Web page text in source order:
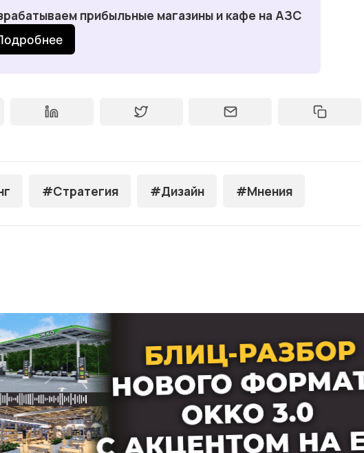
прибыльные магазины и кафе на АЗС
#Стратегия #Дизайн #Мнения